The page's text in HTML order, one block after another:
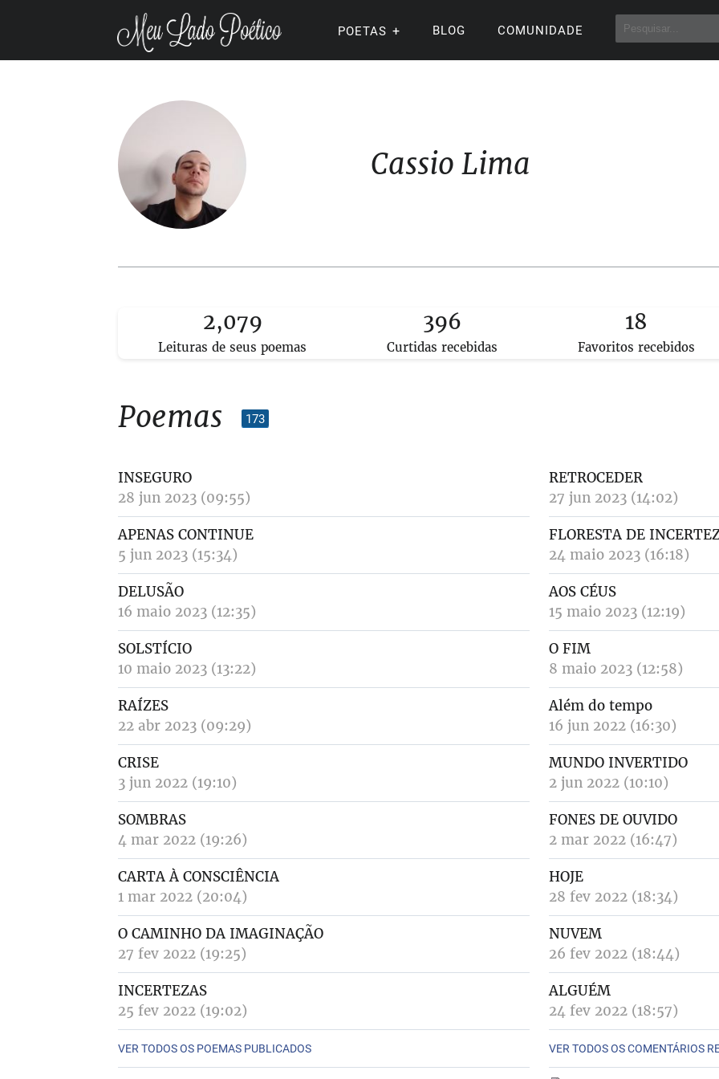
POETAS BLOG COMUNIDADE
Cassio Lima
2,079
Leituras de seus poemas
396
Curtidas recebidas
18
Favoritos recebidos
Poemas 173
INSEGURO
28 jun 2023 (09:55)
RETROCEDER
27 jun 2023 (14:02)
APENAS CONTINUE
5 jun 2023 (15:34)
FLORESTA DE
24 maio 2023 (16:18)
DELUSÃO
16 maio 2023 (12:35)
AOS CÉUS
15 maio 2023 (12:19)
SOLSTÍCIO
10 maio 2023 (13:22)
O FIM
8 maio 2023 (12:58)
RAÍZES
22 abr 2023 (09:29)
Além do tempo
16 jun 2022 (16:30)
CRISE
3 jun 2022 (19:10)
MUNDO INVERTIDO
2 jun 2022 (10:10)
SOMBRAS
4 mar 2022 (19:26)
FONES DE OUVIDO
2 mar 2022 (16:47)
CARTA À CONSCIÊNCIA
1 mar 2022 (20:04)
HOJE
28 fev 2022 (18:34)
O CAMINHO DA IMAGINAÇÃO
27 fev 2022 (19:25)
NUVEM
26 fev 2022 (18:44)
INCERTEZAS
25 fev 2022 (19:02)
ALGUÉM
24 fev 2022 (18:57)
VER TODOS OS POEMAS PUBLICADOS VER TODOS OS COMENTÁRIOS